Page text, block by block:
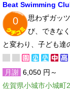
Beat Swimming
0
思わずガッ
び、できな
と変わり、子ども達
月謝 6,050 円～
佐賀県小城市小城町